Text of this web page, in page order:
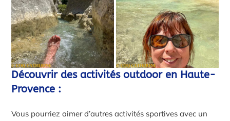
Découvrir des activités outdoor en Haute-
Provence :
Vous pourriez aimer d’autres activités sportives avec un